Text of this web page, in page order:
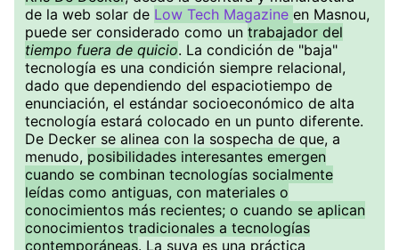
de la web solar de Low Tech Magazine en Masnou,
puede ser considerado como un trabajador del
tiempo fuera de quicio. La condición de "baja"
tecnología es una condición siempre relacional,
dado que dependiendo del espaciotiempo de
enunciación, el estándar socioeconómico de alta
tecnología estará colocado en un punto diferente.
De Decker se alinea con la sospecha de que, a
menudo, posibilidades interesantes emergen
cuando se combinan tecnologías socialmente
leídas como antiguas, con materiales o
conocimientos más recientes; o cuando se aplican
conocimientos tradicionales a tecnologías
contemporáneas. La suya es una práctica